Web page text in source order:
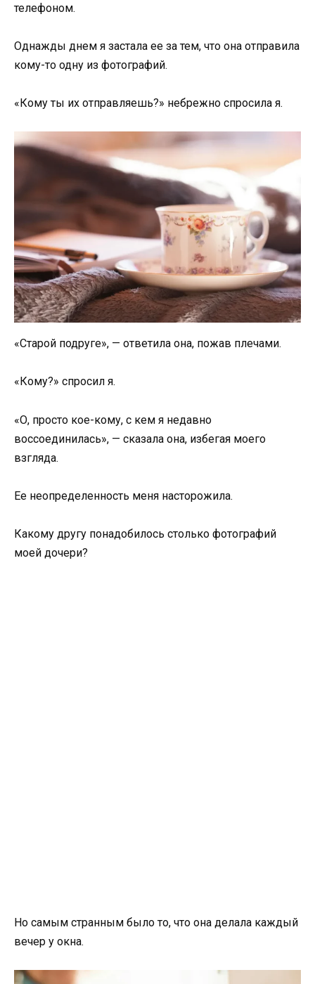
телефоном.
Однажды днем я застала ее за тем, что она отправила
кому-то одну из фотографий.
«Кому ты их отправляешь?» небрежно спросила я.
«Старой подруге», — ответила она, пожав плечами.
«Кому?» спросил я.
«О, просто кое-кому, с кем я недавно
воссоединилась», — сказала она, избегая моего
взгляда.
Ее неопределенность меня насторожила.
Какому другу понадобилось столько фотографий
моей дочери?
Но самым странным было то, что она делала каждый
вечер у окна.